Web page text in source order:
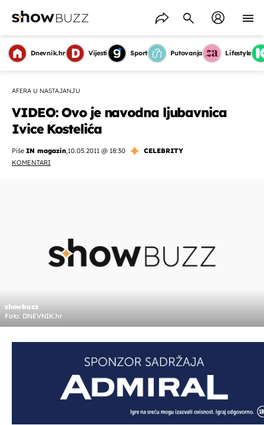
Dnevnik.hr Vijesti Sport Putovanja Lifestyle
AFERA U NASTAJANJU
VIDEO: Ovo je navodna ljubavnica
Ivice Kostelića
Piše IN magazin,10.05.2011 @ 18:30
CELEBRITY
KOMENTARI
showbuzz
Foto: DNEVNIK.hr